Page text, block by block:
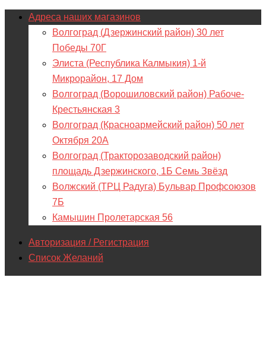
Адреса наших магазинов
Волгоград (Дзержинский район) 30 лет
Победы 70Г
Элиста (Республика Калмыкия) 1-й
Микрорайон, 17 Дом
Волгоград (Ворошиловский район) Рабоче-
Крестьянская 3
Волгоград (Красноармейский район) 50 лет
Октября 20А
Волгоград (Тракторозаводский район)
площадь Дзержинского, 1Б Семь Звёзд
Волжский (ТРЦ Радуга) Бульвар Профсоюзов
7Б
Камышин Пролетарская 56
Авторизация / Регистрация
Список Желаний